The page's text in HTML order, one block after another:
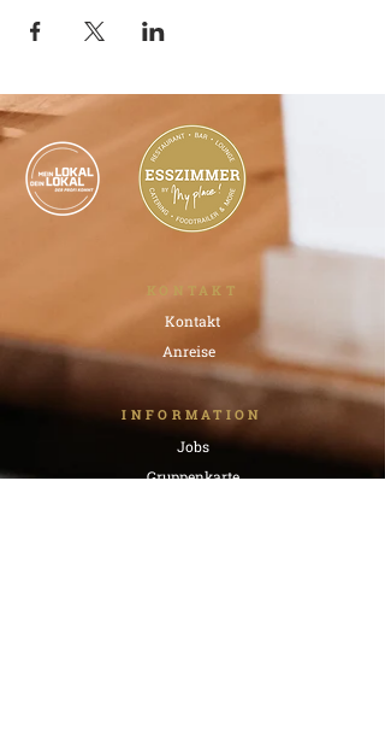
KONTAKT
Kontakt
Anreise
INFORMATION
Jobs
Gruppenkarte